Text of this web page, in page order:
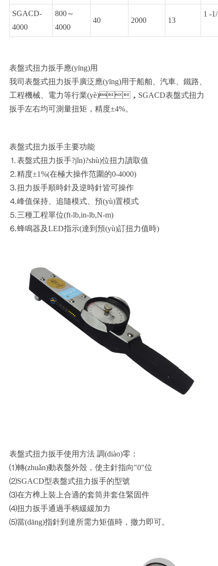
SGACD-
4000
800～
4000
40 2000 13
1 -
表盤式扭力扳手應(yīng)用
我司表盤式扭力扳手廣泛應(yīng)用于船舶、汽車、鐵路、
工程機械、電力等行業(yè)，SGACD表盤式扭力
扳手左右均可測量扭矩，精度±4%。
表盤式扭力扳手主要功能
⒈表盤式扭力扳手?jǐn)?shù)位扭力讀取值
⒉精度±1%(在極大操作范圍的0-4000)
⒊扭力扳手順時針及逆時針皆可操作
⒋峰值保持、追隨模式、預(yù)置模式
⒌三種工程單位(ft-lb,in-lb,N-m)
⒍蜂鳴器及LED指示(達到預(yù)訂扭力值時)
表盤式扭力扳手使用方法 調(diào)零：
⑴轉(zhuǎn)動表盤外殼，使主針指向"0"位
⑵SGACD型表盤式扭力扳手的型號
⑶在方榫上裝上合適的套筒并套住緊固件
⑷扭力扳手通過手柄緩緩加力
⑸當(dāng)指針到達所需力矩值時，撤力即可。